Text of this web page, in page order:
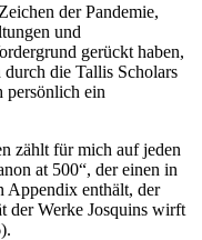
der Pandemie,
und
gerückt haben,
die Tallis Scholars
persönlich ein
zählt für mich auf jeden
at 500“, der einen in
Appendix enthält, der
der Werke Josquins wirft